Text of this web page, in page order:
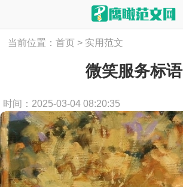
当前位置：首页 > 实用范文
微笑服务标语
时间：2025-03-04 08:20:35